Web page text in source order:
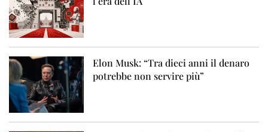
Elon Musk: “Tra dieci anni il denaro
potrebbe non servire più”